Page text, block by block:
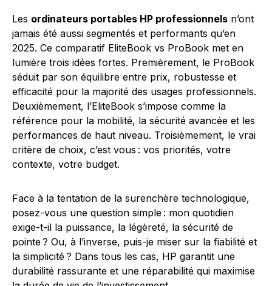
Les ordinateurs portables HP professionnels n’ont
jamais été aussi segmentés et performants qu’en
2025. Ce comparatif EliteBook vs ProBook met en
lumière trois idées fortes. Premièrement, le ProBook
séduit par son équilibre entre prix, robustesse et
efficacité pour la majorité des usages professionnels.
Deuxièmement, l’EliteBook s’impose comme la
référence pour la mobilité, la sécurité avancée et les
performances de haut niveau. Troisièmement, le vrai
critère de choix, c’est vous : vos priorités, votre
contexte, votre budget.
Face à la tentation de la surenchère technologique,
posez-vous une question simple : mon quotidien
exige-t-il la puissance, la légèreté, la sécurité de
pointe ? Ou, à l’inverse, puis-je miser sur la fiabilité et
la simplicité ? Dans tous les cas, HP garantit une
durabilité rassurante et une réparabilité qui maximise